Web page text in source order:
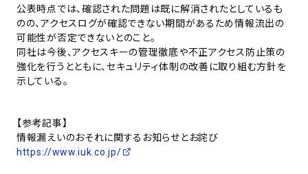
公表時点では、確認された問題は既に解消されたとしているも
のの、アクセスログが確認できない期間があるため情報流出の
可能性が否定できないとのこと。
同社は今後、アクセスキーの管理徹底や不正アクセス防止策の
強化を行うとともに、セキュリティ体制の改善に取り組む方針を
示している。
【参考記事】
情報漏えいのおそれに関するお知らせとお詫び
https://www.iuk.co.jp/